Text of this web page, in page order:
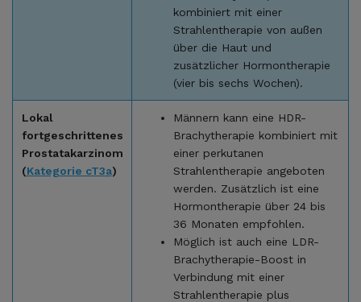
kombiniert mit einer
Strahlentherapie von außen
über die Haut und
zusätzlicher Hormontherapie
(vier bis sechs Wochen).
Lokal
fortgeschrittenes
Prostatakarzinom
(Kategorie cT3a)
Männern kann eine HDR-
Brachytherapie kombiniert mit
einer perkutanen
Strahlentherapie angeboten
werden. Zusätzlich ist eine
Hormontherapie über 24 bis
36 Monaten empfohlen.
Möglich ist auch eine LDR-
Brachytherapie-Boost in
Verbindung mit einer
Strahlentherapie plus